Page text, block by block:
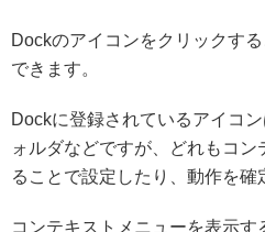
Dockのアイコンをクリックす
できます。
Dockに登録されているアイコ
ォルダなどですが、どれもコ
ることで設定したり、動作を確
コンテキストメニューを表示す